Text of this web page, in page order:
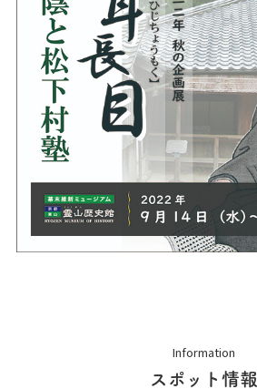
Information
スポット情報